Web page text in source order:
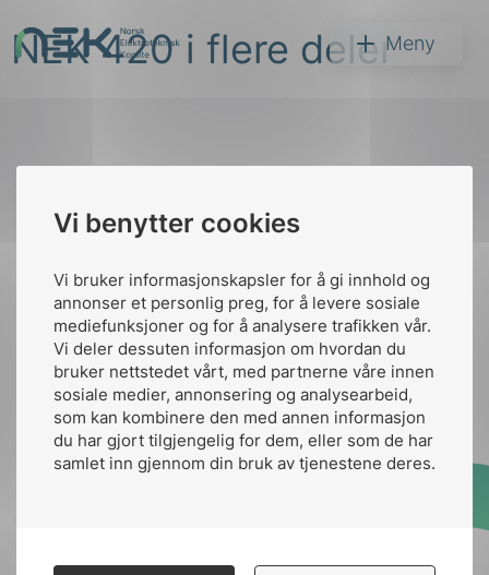
Vi benytter cookies
Vi bruker informasjonskapsler for å gi innhold og
annonser et personlig preg, for å levere sosiale
mediefunksjoner og for å analysere trafikken vår.
Vi deler dessuten informasjon om hvordan du
bruker nettstedet vårt, med partnerne våre innen
sosiale medier, annonsering og analysearbeid,
som kan kombinere den med annen informasjon
du har gjort tilgjengelig for dem, eller som de har
samlet inn gjennom din bruk av tjenestene deres.
til
innhold
NEK Meny
Søk
NEK 420 i flere deler
Kontakt oss
Ansatte
nek@nek.no
Kontakt
Bruk av Cookies